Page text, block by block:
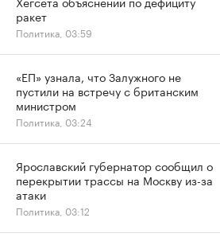
ракет
Политика, 03:59
«ЕП» узнала, что Залужного не
пустили на встречу с британским
министром
Политика, 03:24
Ярославский губернатор сообщил о
перекрытии трассы на Москву из-за
атаки
Политика, 03:12